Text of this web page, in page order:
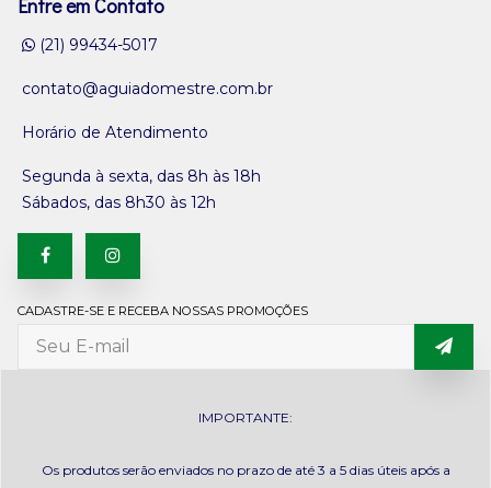
(21) 99434-5017
contato@aguiadomestre.com.br
Horário de Atendimento
Segunda à sexta, das 8h às 18h
Sábados, das 8h30 às 12h
CADASTRE-SE E RECEBA NOSSAS PROMOÇÕES
IMPORTANTE:
Os produtos serão enviados no prazo de até 3 a 5 dias úteis após a